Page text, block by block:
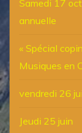
Samedi 17
annuelle
« Spécial
Musiques en
vendredi 26
Jeudi 25 juin